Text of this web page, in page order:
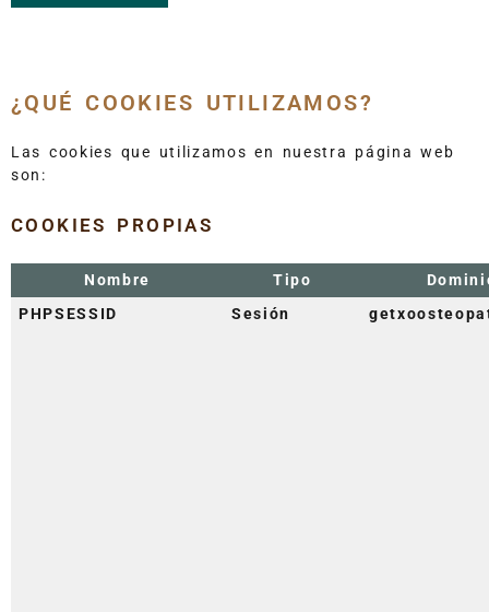
¿QUÉ COOKIES UTILIZAMOS?
Las cookies que utilizamos en nuestra página web
son:
COOKIES PROPIAS
Nombre Tipo
PHPSESSID
Sesión